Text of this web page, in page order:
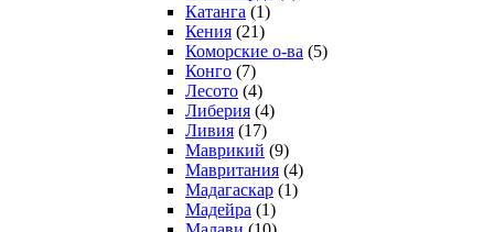
Катанга (1)
Кения (21)
Коморcкие о-ва (5)
Конго (7)
Лесото (4)
Либерия (4)
Ливия (17)
Маврикий (9)
Мавритания (4)
Мадагаскар (1)
Мадейра (1)